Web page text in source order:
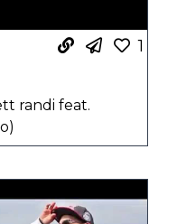
1
randi feat.